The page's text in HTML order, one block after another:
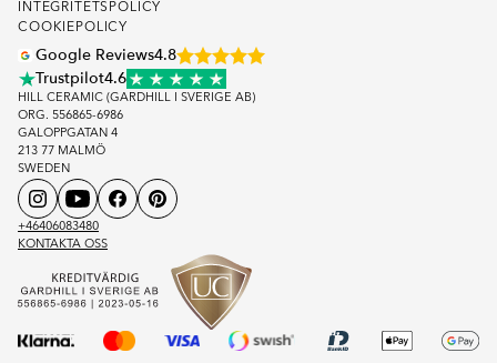
INTEGRITETSPOLICY
COOKIEPOLICY
Google Reviews4.8
Trustpilot4.6
HILL CERAMIC (GARDHILL I SVERIGE AB)
ORG. 556865-6986
GALOPPGATAN 4
213 77 MALMÖ
SWEDEN
+46406083480
KONTAKTA OSS